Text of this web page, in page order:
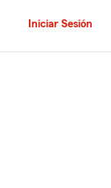
Iniciar Sesión